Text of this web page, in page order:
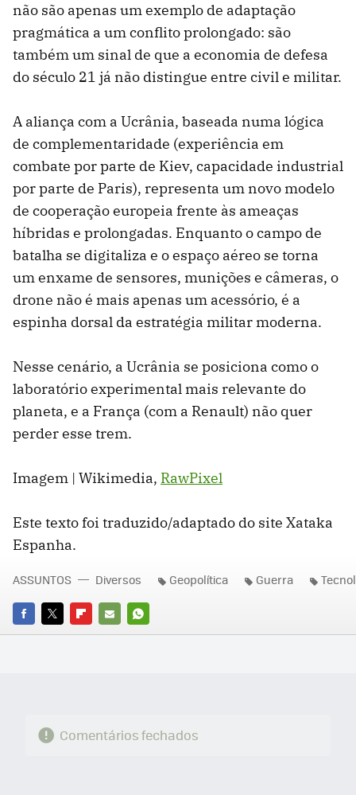
não são apenas um exemplo de adaptação
pragmática a um conflito prolongado: são
também um sinal de que a economia de defesa
do século 21 já não distingue entre civil e militar.
A aliança com a Ucrânia, baseada numa lógica
de complementaridade (experiência em
combate por parte de Kiev, capacidade industrial
por parte de Paris), representa um novo modelo
de cooperação europeia frente às ameaças
híbridas e prolongadas. Enquanto o campo de
batalha se digitaliza e o espaço aéreo se torna
um enxame de sensores, munições e câmeras, o
drone não é mais apenas um acessório, é a
espinha dorsal da estratégia militar moderna.
Nesse cenário, a Ucrânia se posiciona como o
laboratório experimental mais relevante do
planeta, e a França (com a Renault) não quer
perder esse trem.
Imagem | Wikimedia, RawPixel
Este texto foi traduzido/adaptado do site Xataka
Espanha.
FACEBOOK
TWITTERFLIPBOARD
E-
WHATSAPP
ASSUNTOS Diversos Geopolítica Guerra
Comentários fechados